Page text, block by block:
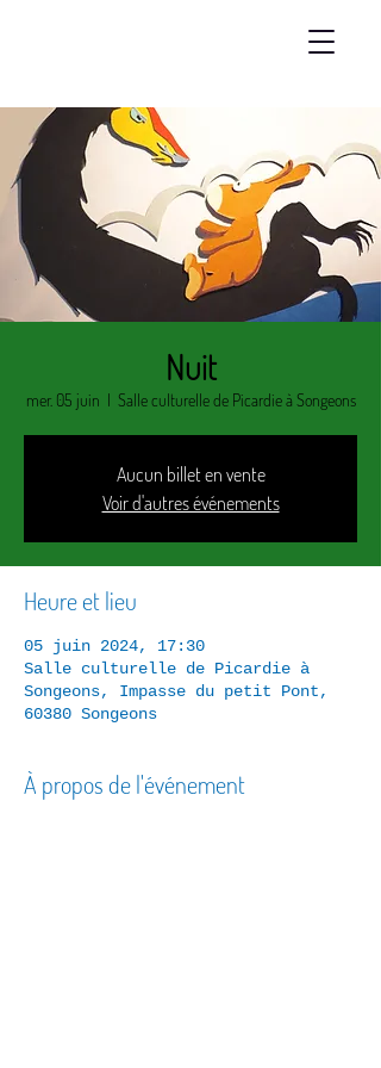
Nuit
mer. 05 juin
  |
Salle culturelle de Picardie à Songeons
Aucun billet en vente
Voir d'autres événements
Heure et lieu
05 juin 2024, 17:30
Salle culturelle de Picardie à
Songeons, Impasse du petit Pont,
60380 Songeons
À propos de l'événement